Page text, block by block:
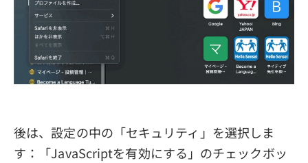
後は、設定の中の「セキュリティ」を選択しま
す：「JavaScriptを有効にする」のチェックボッ